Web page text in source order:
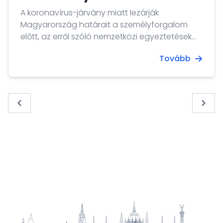
updates/
A koronavírus-járvány miatt lezárják
Magyarország határait a személyforgalom
előtt, az erről szóló nemzetközi egyeztetések
állampolgárok léphetnek be az ország
napirend előtt.
Tovább
« Previous Next